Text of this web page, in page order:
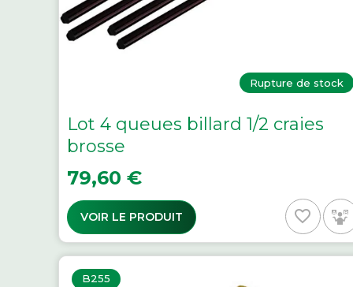
Rupture de stock
Lot 4 queues billard 1/2 craies
brosse
Prix
79,60 €
VOIR LE PRODUIT favorite_border
B255